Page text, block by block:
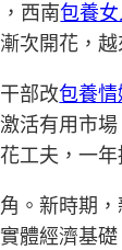
西南包養
次開花，越
部改包養情
活有用市
工夫，一年
。新時期
體經濟基